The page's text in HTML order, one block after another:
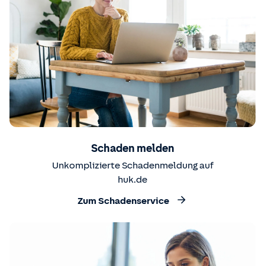
Schaden melden
Unkomplizierte Schadenmeldung auf
huk.de
Zum Schadenservice